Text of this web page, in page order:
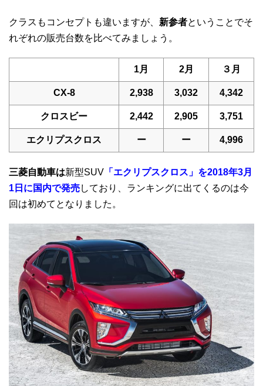
クラスもコンセプトも違いますが、 新参者ということでそ
れぞれの販売台数を比べてみましょう。
1月 2月 ３月
CX-8 2,938 3,032 4,342
クロスビー 2,442 2,905 3,751
エクリプスクロス ー ー 4,996
三菱自動車は新型SUV 「エクリプスクロス」を2018年3月
1日に国内で発売しており、ランキングに出てくるのは今
回は初めてとなりました。